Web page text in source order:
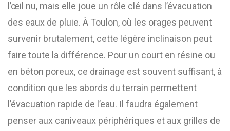
l’œil nu, mais elle joue un rôle clé dans l’évacuation
des eaux de pluie. À Toulon, où les orages peuvent
survenir brutalement, cette légère inclinaison peut
faire toute la différence. Pour un court en résine ou
en béton poreux, ce drainage est souvent suffisant, à
condition que les abords du terrain permettent
l’évacuation rapide de l’eau. Il faudra également
penser aux caniveaux périphériques et aux grilles de